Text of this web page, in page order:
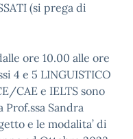
(si prega di
ore 10.00 alle ore
4 e 5 LINGUISTICO
CAE e IELTS sono
Sandra
e le modalita’ di